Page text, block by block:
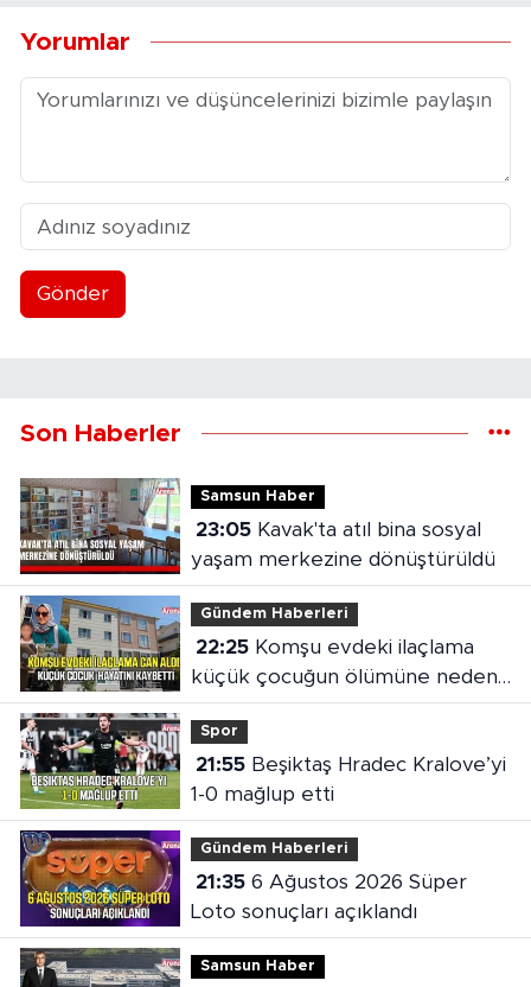
Yorumlar
Gönder
Son Haberler
Samsun Haber
23:05Kavak'ta atıl bina sosyal
yaşam merkezine dönüştürüldü
Gündem Haberleri
22:25Komşu evdeki ilaçlama
küçük çocuğun ölümüne neden
oldu
Spor
21:55Beşiktaş Hradec Kralove’yi
1-0 mağlup etti
Gündem Haberleri
21:356 Ağustos 2026 Süper
Loto sonuçları açıklandı
Samsun Haber